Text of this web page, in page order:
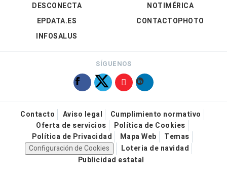
DESCONECTA
EPDATA.ES
INFOSALUS
NOTIMÉRICA
CONTACTOPHOTO
SÍGUENOS
Contacto Aviso legal
Cumplimiento normativo
Oferta de servicios
Política de Cookies
Política de Privacidad
Mapa Web
Temas
Configuración de Cookies
Loteria de navidad
Publicidad estatal